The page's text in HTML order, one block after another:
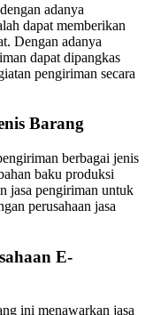
adanya
dapat memberikan
Dengan adanya
dapat dipangkas
pengiriman secara
Barang
berbagai jenis
baku produksi
jasa pengiriman untuk
perusahaan jasa
E-
ini menawarkan jasa